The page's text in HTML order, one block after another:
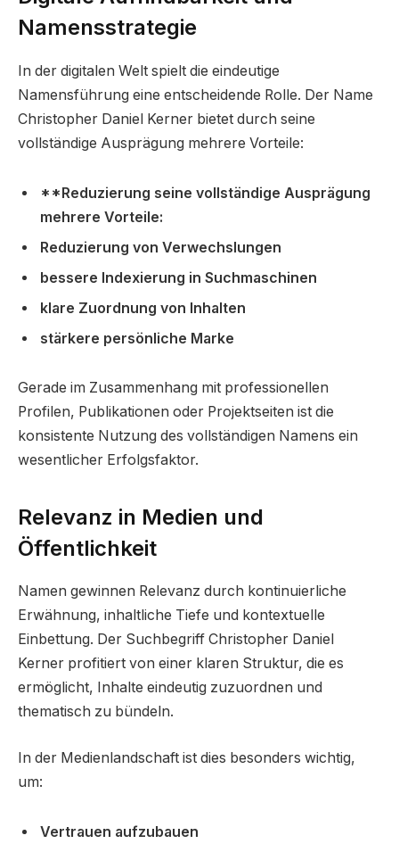
Namensstrategie
In der digitalen Welt spielt die eindeutige
Namensführung eine entscheidende Rolle. Der Name
Christopher Daniel Kerner bietet durch seine
vollständige Ausprägung mehrere Vorteile:
**Reduzierung seine vollständige Ausprägung
mehrere Vorteile:
Reduzierung von Verwechslungen
bessere Indexierung in Suchmaschinen
klare Zuordnung von Inhalten
stärkere persönliche Marke
Gerade im Zusammenhang mit professionellen
Profilen, Publikationen oder Projektseiten ist die
konsistente Nutzung des vollständigen Namens ein
wesentlicher Erfolgsfaktor.
Relevanz in Medien und
Öffentlichkeit
Namen gewinnen Relevanz durch kontinuierliche
Erwähnung, inhaltliche Tiefe und kontextuelle
Einbettung. Der Suchbegriff Christopher Daniel
Kerner profitiert von einer klaren Struktur, die es
ermöglicht, Inhalte eindeutig zuzuordnen und
thematisch zu bündeln.
In der Medienlandschaft ist dies besonders wichtig,
um:
Vertrauen aufzubauen